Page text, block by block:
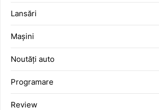
Lansări
Mașini
Noutăți auto
Programare
Review